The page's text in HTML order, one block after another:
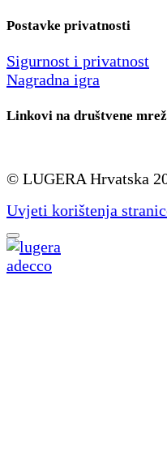
Postavke privatnosti
Sigurnost i privatnost
Nagradna igra
Linkovi na društvene
© LUGERA Hrvatska
Uvjeti korištenja